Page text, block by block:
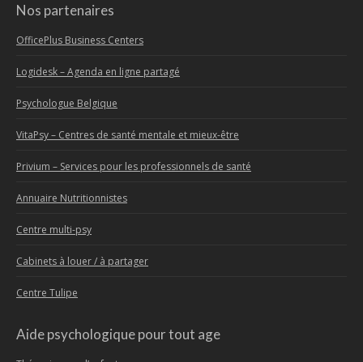
Nos partenaires
OfficePlus Business Centers
Logidesk – Agenda en ligne partagé
Psychologue Belgique
VitaPsy – Centres de santé mentale et mieux-être
Privium – Services pour les professionnels de santé
Annuaire Nutritionnistes
Centre multi-psy
Cabinets à louer / à partager
Centre Tulipe
Aide psychologique pour tout age